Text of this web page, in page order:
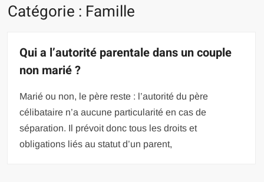
Catégorie : Famille
Qui a l’autorité parentale dans un couple
non marié ?
Marié ou non, le père reste : l’autorité du père
célibataire n’a aucune particularité en cas de
séparation. Il prévoit donc tous les droits et
obligations liés au statut d’un parent,